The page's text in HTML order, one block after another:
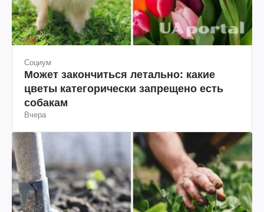
Социум
Может закончиться летально: какие
цветы категорически запрещено есть
собакам
Вчера